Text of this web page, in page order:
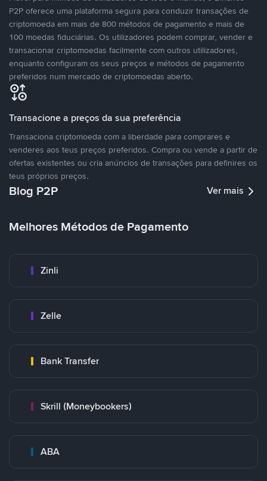
P2P oferece uma plataforma segura para conduzir transações de
criptomoeda em mais de 800 métodos de pagamento e mais de
100 moedas fiduciárias. Os utilizadores podem comprar, vender e
transacionar criptomoedas facilmente com outros utilizadores,
enquanto configuram os seus preços e métodos de pagamento
preferidos num mercado de criptomoedas aberto.
Transacione a preços da sua preferência
Transaciona criptomoeda com a liberdade para comprares e
venderes aos teus preços preferidos. Compra ou vende a partir de
ofertas existentes ou cria anúncios de transações para definires os
teus próprios preços.
Blog P2P Ver mais
Melhores Métodos de Pagamento
Zinli
Zelle
Bank Transfer
Skrill (Moneybookers)
ABA